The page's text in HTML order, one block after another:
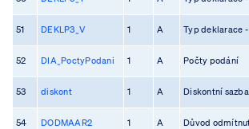
51 DEKLP3_V 1 A Typ deklarace
52 DIA_PoctyPodani 1 A Počty podání
53 diskont 1 A Diskontní
54 DODMAAR2 1 A Důvod